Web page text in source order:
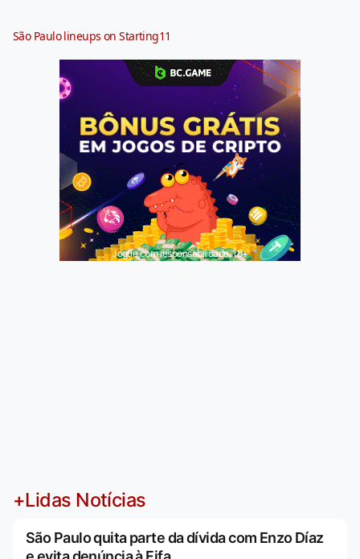
São Paulo lineups on Starting11
Jogue com responsabilidade. 18+
+Lidas Notícias
São Paulo quita parte da dívida com Enzo Díaz